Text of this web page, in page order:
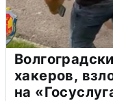
хакеров,
на